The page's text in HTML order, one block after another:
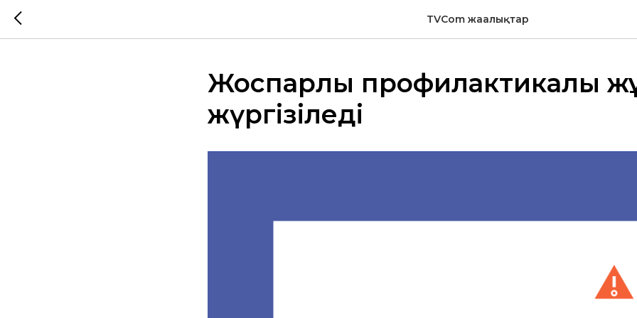
TVCom жаңалықтар
Жоспарлы профилактикалық
жүргізіледі